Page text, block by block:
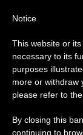
Notice
This website or
necessary to its
purposes
more or withdraw
please refer to the
By closing this
continuing to